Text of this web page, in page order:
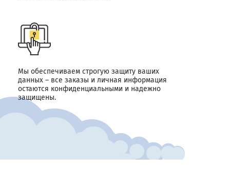
Мы обеспечиваем строгую защиту ваших
данных – все заказы и личная информация
остаются конфиденциальными и надежно
защищены.